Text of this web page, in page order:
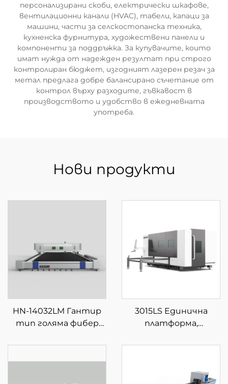
персонализирани скоби, електрически шкафове,
вентилационни канали (HVAC), табели, капаци за
машини, части за селскостопанска техника,
кухненска фурнитура, художествени панели и
компоненти за поддръжка. За купувачите, които
имат нужда от надежден резултат при строго
контролиран бюджет, изгодният лазерен резач за
метал предлага добре балансирано съчетание от
контрол върху разходите, гъвкавост в
производството и удобство в ежедневната
употреба.
Нови продукти
HN-14032LM Гантир
тип голяма фибер
рязане
3015LS Единична
платформа,
лазерна машина за